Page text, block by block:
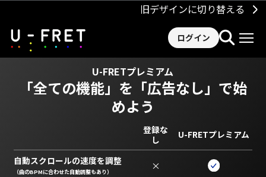
旧デザインに切り替える
ログイン
U-FRETプレミアム
「全ての機能」を 「広告なし」で始
めよう
登録な
し
U-FRETプレミアム
自動スクロールの速度を調整
（曲のBPMに合わせた自動調整もあり） ×